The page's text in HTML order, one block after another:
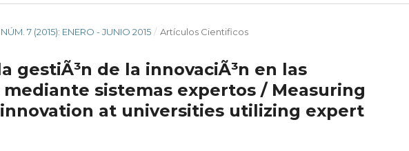
7 (2015): ENERO - JUNIO 2015 / Artículos Cientificos
gestiÃ³n de la innovaciÃ³n en las
sistemas expertos / Measuring
at universities utilizing expert